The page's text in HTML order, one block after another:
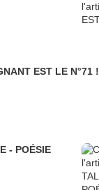
EST LE N°71 !
- POÉSIE